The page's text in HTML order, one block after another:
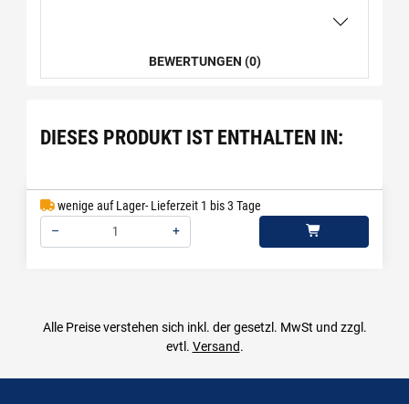
BEWERTUNGEN (0)
DIESES PRODUKT IST ENTHALTEN IN:
wenige auf Lager- Lieferzeit 1 bis 3 Tage
–
+
Alle Preise verstehen sich inkl. der gesetzl. MwSt und zzgl.
evtl. Versand.